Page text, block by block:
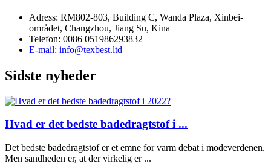
Adress: RM802-803, Building C, Wanda Plaza, Xinbei-
området, Changzhou, Jiang Su, Kina
Telefon: 0086 051986293832
E-mail: info@texbest.ltd
Sidste nyheder
Hvad er det bedste badedragtstof i ...
Det bedste badedragtstof er et emne for varm debat i modeverdenen.
Men sandheden er, at der virkelig er ...